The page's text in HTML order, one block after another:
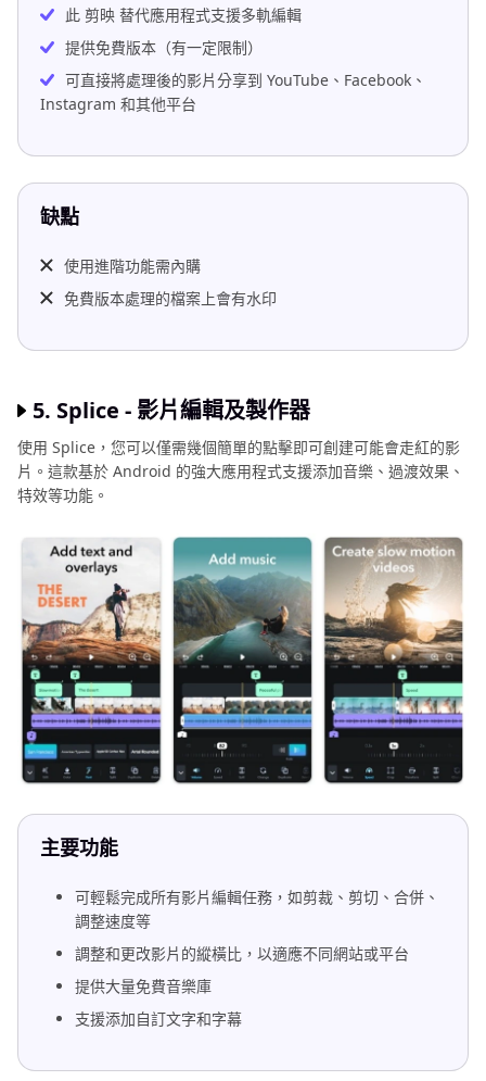
此 剪映 替代應用程式支援多軌編輯
提供免費版本（有一定限制）
可直接將處理後的影片分享到 YouTube、Facebook、
Instagram 和其他平台
缺點
使用進階功能需內購
免費版本處理的檔案上會有水印
5. Splice - 影片編輯及製作器
使用 Splice，您可以僅需幾個簡單的點擊即可創建可能會走紅的影
片。這款基於 Android 的強大應用程式支援添加音樂、過渡效果、
特效等功能。
主要功能
可輕鬆完成所有影片編輯任務，如剪裁、剪切、合併、
調整速度等
調整和更改影片的縱橫比，以適應不同網站或平台
提供大量免費音樂庫
支援添加自訂文字和字幕